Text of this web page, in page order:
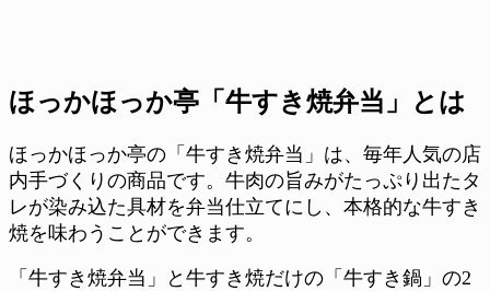
ほっかほっか亭「牛すき焼弁当」とは
ほっかほっか亭の「牛すき焼弁当」は、毎年人気の店
内手づくりの商品です。牛肉の旨みがたっぷり出たタ
レが染み込た具材を弁当仕立てにし、本格的な牛すき
焼を味わうことができます。
「牛すき焼弁当」と牛すき焼だけの「牛すき鍋」の2